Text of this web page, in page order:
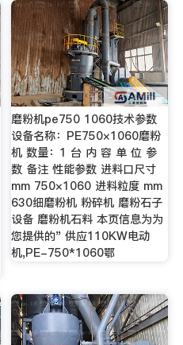
磨粉机pe750 1060技术参数
设备名称：PE750×1060磨粉
机 数量：1 台 内 容 单 位 参
数 备注 性能参数 进料口尺寸
mm 750×1060 进料粒度 mm
630细磨粉机 粉碎机 磨粉石子
设备 磨粉机石料 本页信息为为
您提供的" 供应110KW电动
机,PE-750*1060鄂